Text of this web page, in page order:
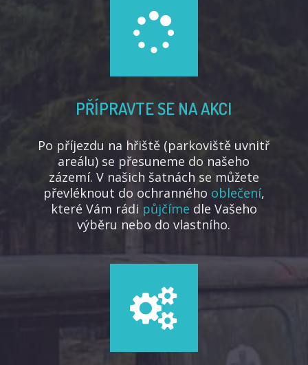
PŘÍPRAVTE SE NA AKCI
Po příjezdu na hřiště (parkoviště uvnitř
areálu) se přesuneme do našeho
zázemí. V našich šatnách se můžete
převléknout do ochranného oblečení,
které Vám rádi půjčíme dle Vašeho
výběru nebo do vlastního.